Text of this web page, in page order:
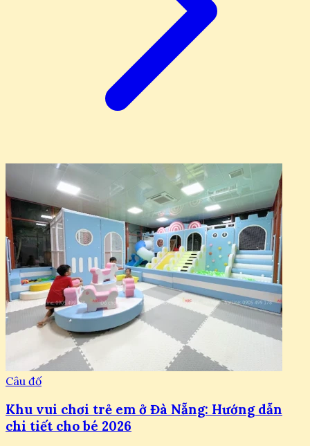
Câu đố
Khu vui chơi trẻ em ở Đà Nẵng: Hướng dẫn
chi tiết cho bé 2026